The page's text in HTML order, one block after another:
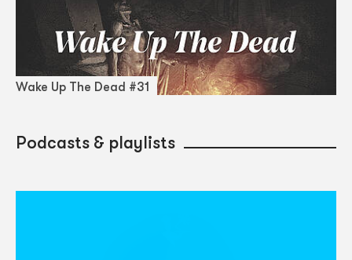
Wake Up The Dead #31
Podcasts & playlists